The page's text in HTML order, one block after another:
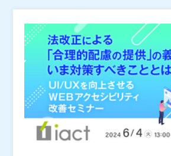
CDNをご紹介します。 数多くある
も、弊社では中国/ASEAN地域での
を持ち、この地域でビジネスを行う
内容です。 グローバルでビジネス展
ーカー様の事例や、使いやすいGUIで
の実際の管理画面や設定作業のデモ
します。 ネットワーク品質向上とグ
最適化手法を具体的に理解していた
す。
株式会社シーディーネットワークス
株式会社オープンソース活用研究所（
会社（） ※共催、協賛、協力、講演
加、削除される可能性があります。